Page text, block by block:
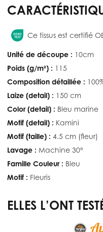
Ce tissus est certifié
Unité de découpe : 10cm
Poids (g/m²) : 115
Composition détaillée :
Laize (detail) : 150 cm
Color (detail) : Bleu marine
Motif (detail) : Kamini
Motif (taille) : 4.5 cm (fleur)
Lavage : Machine 30°
Famille Couleur : Bleu
Motif : Fleuris
ELLES L’ONT